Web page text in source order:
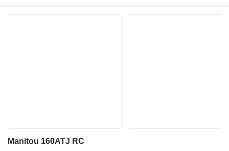
Manitou 160ATJ RC